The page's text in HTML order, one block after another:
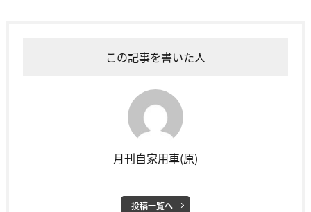
この記事を書いた人
月刊自家用車(原)
投稿一覧へ